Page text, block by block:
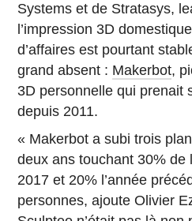
Systems et de Stratasys,
l’impression 3D
d’affaires est pourtant
grand absent : Makerbot,
3D personnelle qui prenait
depuis 2011.
« Makerbot a subi trois
deux ans touchant 30% de
2017 et 20% l’année
personnes, ajoute Olivier